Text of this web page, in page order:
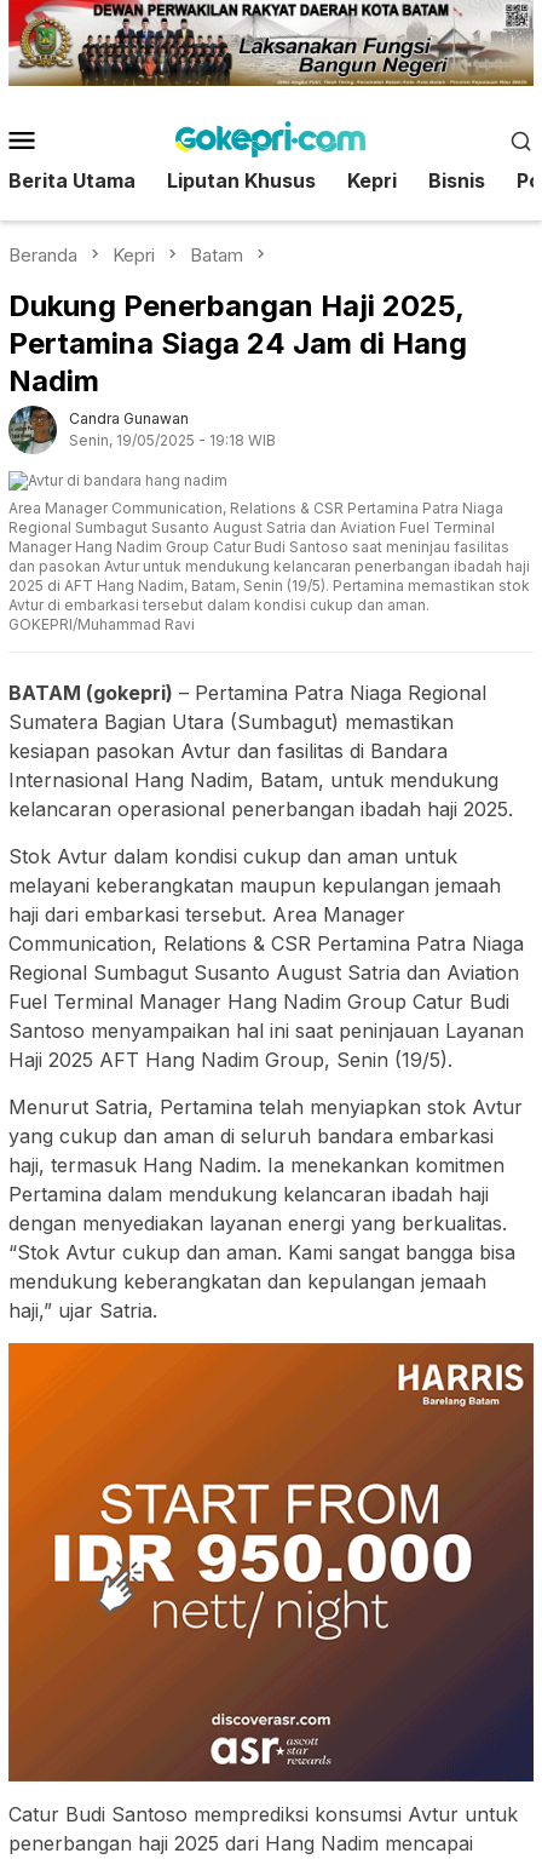
Loncat
ke
konten
Mobile
Berita Utama Liputan Khusus Kepri Bisnis
Beranda Kepri Batam
Dukung Penerbangan Haji 2025,
Pertamina Siaga 24 Jam di Hang
Nadim
Candra Gunawan
Senin, 19/05/2025 - 19:18 WIB
Area Manager Communication, Relations & CSR Pertamina Patra Niaga
Regional Sumbagut Susanto August Satria dan Aviation Fuel Terminal
Manager Hang Nadim Group Catur Budi Santoso saat meninjau fasilitas
dan pasokan Avtur untuk mendukung kelancaran penerbangan ibadah haji
2025 di AFT Hang Nadim, Batam, Senin (19/5). Pertamina memastikan stok
Avtur di embarkasi tersebut dalam kondisi cukup dan aman.
GOKEPRI/Muhammad Ravi
BATAM (gokepri) – Pertamina Patra Niaga Regional
Sumatera Bagian Utara (Sumbagut) memastikan
kesiapan pasokan Avtur dan fasilitas di Bandara
Internasional Hang Nadim, Batam, untuk mendukung
kelancaran operasional penerbangan ibadah haji 2025.
Stok Avtur dalam kondisi cukup dan aman untuk
melayani keberangkatan maupun kepulangan jemaah
haji dari embarkasi tersebut. Area Manager
Communication, Relations & CSR Pertamina Patra Niaga
Regional Sumbagut Susanto August Satria dan Aviation
Fuel Terminal Manager Hang Nadim Group Catur Budi
Santoso menyampaikan hal ini saat peninjauan Layanan
Haji 2025 AFT Hang Nadim Group, Senin (19/5).
Menurut Satria, Pertamina telah menyiapkan stok Avtur
yang cukup dan aman di seluruh bandara embarkasi
haji, termasuk Hang Nadim. Ia menekankan komitmen
Pertamina dalam mendukung kelancaran ibadah haji
dengan menyediakan layanan energi yang berkualitas.
“Stok Avtur cukup dan aman. Kami sangat bangga bisa
mendukung keberangkatan dan kepulangan jemaah
haji,” ujar Satria.
Catur Budi Santoso memprediksi konsumsi Avtur untuk
penerbangan haji 2025 dari Hang Nadim mencapai